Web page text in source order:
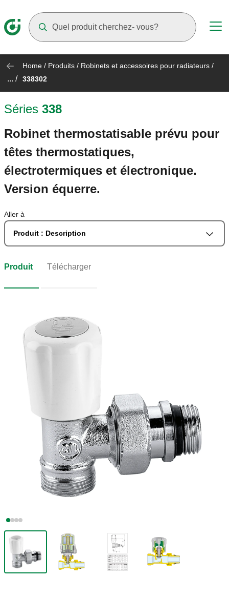
Home / Produits / Robinets et accessoires pour radiateurs /
... / 338302
Séries 338
Robinet thermostatisable prévu pour
têtes thermostatiques,
électrotermiques et électronique.
Version équerre.
Aller à
Produit : Description
Produit Télécharger